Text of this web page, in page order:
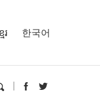
រ 한국어